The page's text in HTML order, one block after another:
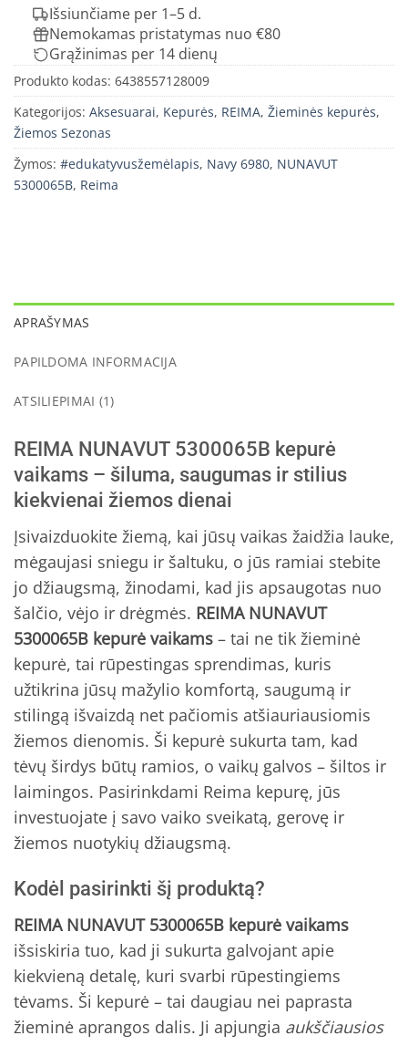
Išsiunčiame per 1–5 d.
Nemokamas pristatymas nuo €80
Grąžinimas per 14 dienų
Produkto kodas: 6438557128009
Kategorijos: Aksesuarai, Kepurės, REIMA, Žieminės kepurės,
Žiemos Sezonas
Žymos: #edukatyvusžemėlapis, Navy 6980, NUNAVUT
5300065B, Reima
APRAŠYMAS
PAPILDOMA INFORMACIJA
ATSILIEPIMAI (1)
REIMA NUNAVUT 5300065B kepurė
vaikams – šiluma, saugumas ir stilius
kiekvienai žiemos dienai
Įsivaizduokite žiemą, kai jūsų vaikas žaidžia lauke,
mėgaujasi sniegu ir šaltuku, o jūs ramiai stebite
jo džiaugsmą, žinodami, kad jis apsaugotas nuo
šalčio, vėjo ir drėgmės. REIMA NUNAVUT
5300065B kepurė vaikams – tai ne tik žieminė
kepurė, tai rūpestingas sprendimas, kuris
užtikrina jūsų mažylio komfortą, saugumą ir
stilingą išvaizdą net pačiomis atšiauriausiomis
žiemos dienomis. Ši kepurė sukurta tam, kad
tėvų širdys būtų ramios, o vaikų galvos – šiltos ir
laimingos. Pasirinkdami Reima kepurę, jūs
investuojate į savo vaiko sveikatą, gerovę ir
žiemos nuotykių džiaugsmą.
Kodėl pasirinkti šį produktą?
REIMA NUNAVUT 5300065B kepurė vaikams
išsiskiria tuo, kad ji sukurta galvojant apie
kiekvieną detalę, kuri svarbi rūpestingiems
tėvams. Ši kepurė – tai daugiau nei paprasta
žieminė aprangos dalis. Ji apjungia aukščiausios